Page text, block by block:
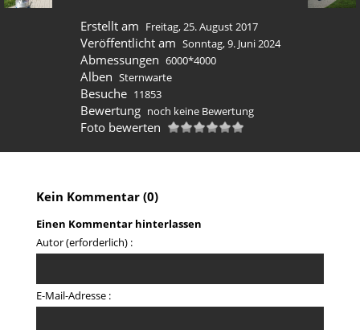
Erstellt am Freitag, 25. August 2017
Veröffentlicht am Sonntag, 9. Juni 2024
Abmessungen 6000*4000
Alben Sternwarte
Besuche 11853
Bewertung noch keine Bewertung
Foto bewerten
Kein Kommentar (0)
Einen Kommentar hinterlassen
Autor (erforderlich) :
E-Mail-Adresse :